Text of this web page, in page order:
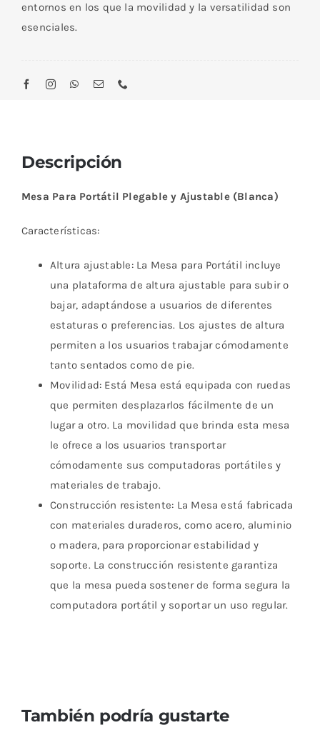
entornos en los que la movilidad y la versatilidad son
esenciales.
Descripción
Mesa Para Portátil Plegable y Ajustable (Blanca)
Características:
Altura ajustable: La Mesa para Portátil incluye
una plataforma de altura ajustable para subir o
bajar, adaptándose a usuarios de diferentes
estaturas o preferencias. Los ajustes de altura
permiten a los usuarios trabajar cómodamente
tanto sentados como de pie.
Movilidad: Está Mesa está equipada con ruedas
que permiten desplazarlos fácilmente de un
lugar a otro. La movilidad que brinda esta mesa
le ofrece a los usuarios transportar
cómodamente sus computadoras portátiles y
materiales de trabajo.
Construcción resistente: La Mesa está fabricada
con materiales duraderos, como acero, aluminio
o madera, para proporcionar estabilidad y
soporte. La construcción resistente garantiza
que la mesa pueda sostener de forma segura la
computadora portátil y soportar un uso regular.
También podría gustarte